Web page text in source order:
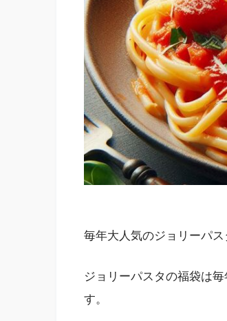
毎年大人気のジョリーパス
ジョリーパスタの福袋は
す。